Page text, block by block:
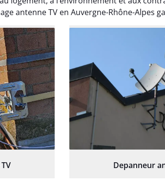
antenne TV en Auvergne-Rhône-Alpes
Depanneur